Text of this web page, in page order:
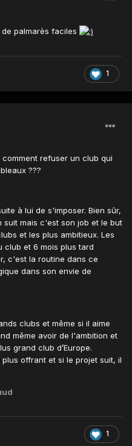
palmarès faciles
1
refuser un club qui
???
à lui de s'imposer. Bien sûr,
suit mais c'est son job et le but
et les plus ambitieux. Les
club et 6 mois plus tard
c'est la routine dans ce
dans son envie de
clubs et même si il aime
même avoir de l'ambition et
grand club d’Europe.
offrant et si le projet suit, il
1